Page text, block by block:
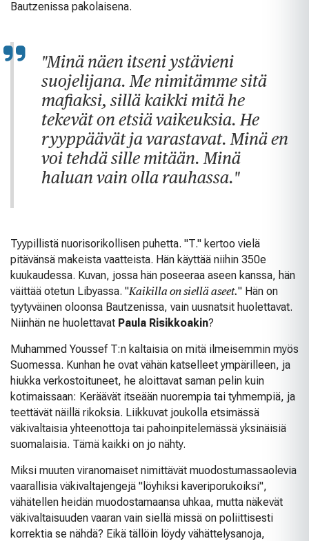
Bautzenissa pakolaisena.
"Minä näen itseni ystävieni
suojelijana. Me nimitämme sitä
mafiaksi, sillä kaikki mitä he
tekevät on etsiä vaikeuksia. He
ryyppäävät ja varastavat. Minä en
voi tehdä sille mitään. Minä
haluan vain olla rauhassa."
Tyypillistä nuorisorikollisen puhetta. "T." kertoo vielä
pitävänsä makeista vaatteista. Hän käyttää niihin 350e
kuukaudessa. Kuvan, jossa hän poseeraa aseen kanssa, hän
väittää otetun Libyassa. "Kaikilla on siellä aseet." Hän on
tyytyväinen oloonsa Bautzenissa, vain uusnatsit huolettavat.
Niinhän ne huolettavat Paula Risikkoakin?
Muhammed Youssef T:n kaltaisia on mitä ilmeisemmin myös
Suomessa. Kunhan he ovat vähän katselleet ympärilleen, ja
hiukka verkostoituneet, he aloittavat saman pelin kuin
kotimaissaan: Keräävät itseään nuorempia tai tyhmempiä, ja
teettävät näillä rikoksia. Liikkuvat joukolla etsimässä
väkivaltaisia yhteenottoja tai pahoinpitelemässä yksinäisiä
suomalaisia. Tämä kaikki on jo nähty.
Miksi muuten viranomaiset nimittävät muodostumassaolevia
vaarallisia väkivaltajengejä "löyhiksi kaveriporukoiksi",
vähätellen heidän muodostamaansa uhkaa, mutta näkevät
väkivaltaisuuden vaaran vain siellä missä on poliittisesti
korrektia se nähdä? Eikä tällöin löydy vähättelysanoja,